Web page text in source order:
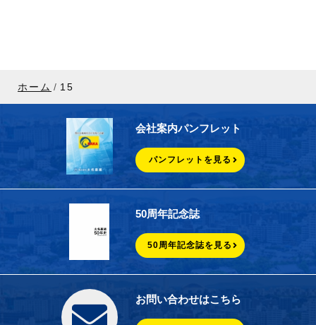
ホーム 15
会社案内パンフレット
パンフレットを見る
50周年記念誌
50周年記念誌を見る
お問い合わせはこちら